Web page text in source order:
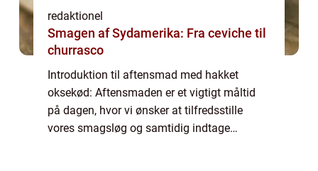
redaktionel
Smagen af Sydamerika: Fra ceviche til
churrasco
Introduktion til aftensmad med hakket
oksekød: Aftensmaden er et vigtigt måltid
på dagen, hvor vi ønsker at tilfredsstille
vores smagsløg og samtidig indtage